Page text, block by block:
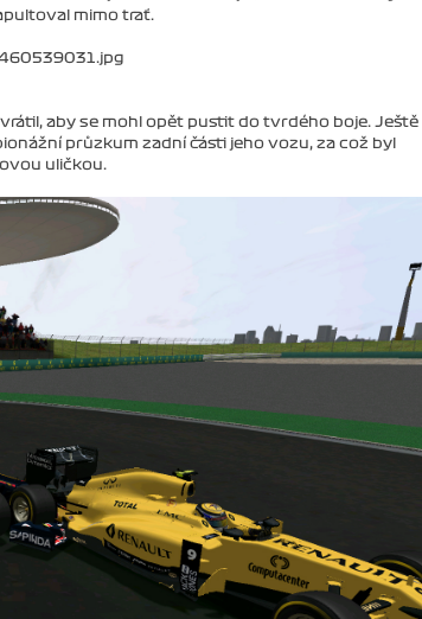
mimo trať.
aby se mohl opět pustit do tvrdého boje. Ještě
průzkum zadní části jeho vozu, za což byl
uličkou.